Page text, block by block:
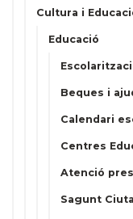
Cultura i
Educació
Beques i
Calendari
Centres
Atenció
Sagunt